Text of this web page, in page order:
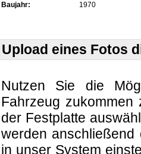
Baujahr:
1970
Upload eines Fotos
Nutzen Sie die
Fahrzeug
der Festplatte
werden anschließend
in unser System